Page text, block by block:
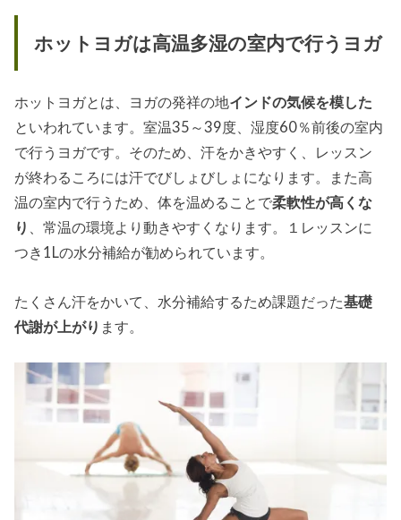
ホットヨガは高温多湿の室内で行うヨガ
ホットヨガとは、ヨガの発祥の地インドの気候を模した
といわれています。室温35～39度、湿度60％前後の室内
で行うヨガです。そのため、汗をかきやすく、レッスン
が終わるころには汗でびしょびしょになります。また高
温の室内で行うため、体を温めることで柔軟性が高くな
り 、常温の環境より動きやすくなります。１レッスンに
つき1Lの水分補給が勧められています。
たくさん汗をかいて、水分補給するため課題だった基礎
代謝が上がり ます。